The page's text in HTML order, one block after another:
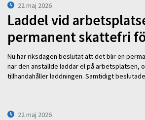
22 maj 2026
Laddel vid
permanent skattefri
Nu har riksdagen beslutat att det blir en
när den anställde laddar el på arbetsplatsen,
tillhandahåller laddningen. Samtidigt
22 maj 2026